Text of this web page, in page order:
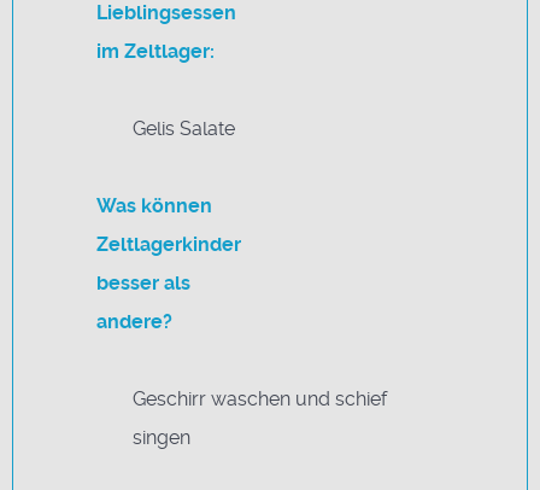
Lieblingsessen
im Zeltlager:
Gelis Salate
Was können
Zeltlagerkinder
besser als
andere?
Geschirr waschen und schief
singen